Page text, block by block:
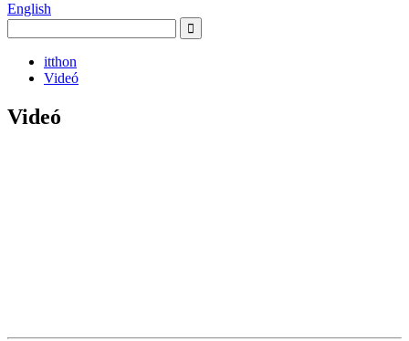
English
itthon
Videó
Videó